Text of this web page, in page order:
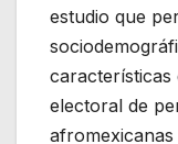
estudio que
electoral de